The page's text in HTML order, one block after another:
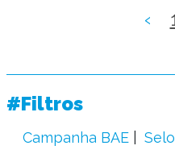
‹
#Filtros
Campanha BAE